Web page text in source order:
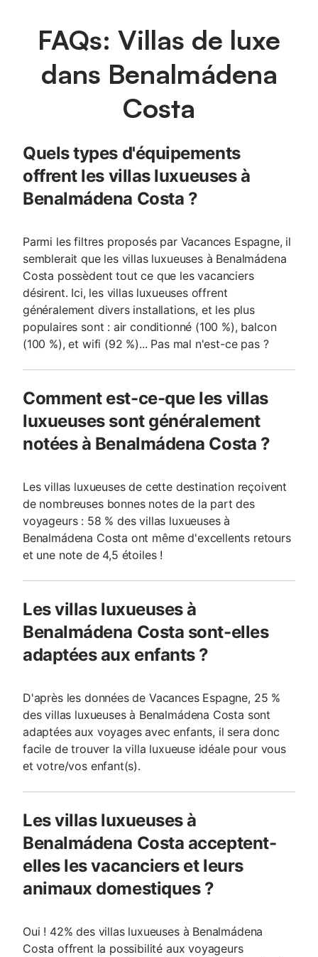
FAQs: Villas de luxe
dans Benalmádena
Costa
Quels types d'équipements
offrent les villas luxueuses à
Benalmádena Costa ?
Parmi les filtres proposés par Vacances Espagne, il
semblerait que les villas luxueuses à Benalmádena
Costa possèdent tout ce que les vacanciers
désirent. Ici, les villas luxueuses offrent
généralement divers installations, et les plus
populaires sont : air conditionné (100 %), balcon
(100 %), et wifi (92 %)... Pas mal n'est-ce pas ?
Comment est-ce-que les villas
luxueuses sont généralement
notées à Benalmádena Costa ?
Les villas luxueuses de cette destination reçoivent
de nombreuses bonnes notes de la part des
voyageurs : 58 % des villas luxueuses à
Benalmádena Costa ont même d'excellents retours
et une note de 4,5 étoiles !
Les villas luxueuses à
Benalmádena Costa sont-elles
adaptées aux enfants ?
D'après les données de Vacances Espagne, 25 %
des villas luxueuses à Benalmádena Costa sont
adaptées aux voyages avec enfants, il sera donc
facile de trouver la villa luxueuse idéale pour vous
et votre/vos enfant(s).
Les villas luxueuses à
Benalmádena Costa acceptent-
elles les vacanciers et leurs
animaux domestiques ?
Oui ! 42% des villas luxueuses à Benalmádena
Costa offrent la possibilité aux voyageurs